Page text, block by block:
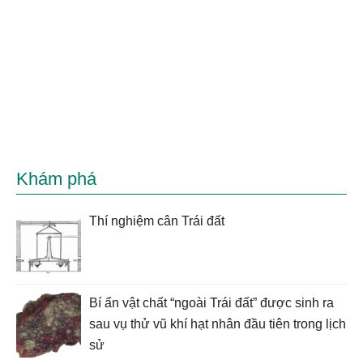
Khám phá
Thí nghiệm cân Trái đất
Bí ẩn vật chất “ngoài Trái đất” được sinh ra
sau vụ thử vũ khí hạt nhân đầu tiên trong lịch
sử